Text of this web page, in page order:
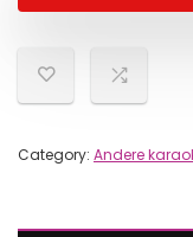
Category: Andere